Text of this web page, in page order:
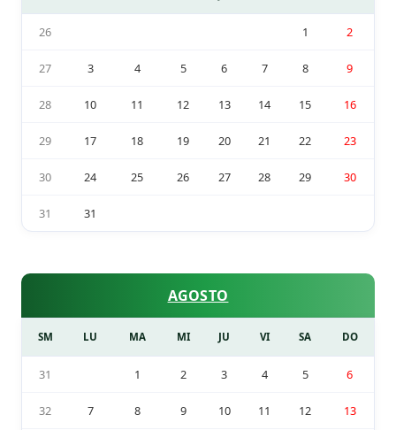
26 1 2
27 3 4 5 6 7 8 9
28 10 11 12 13 14 15 16
29 17 18 19 20 21 22 23
30 24 25 26 27 28 29 30
31 31
AGOSTO
SM LU MA MI JU VI SA DO
31 1 2 3 4 5 6
32 7 8 9 10 11 12 13